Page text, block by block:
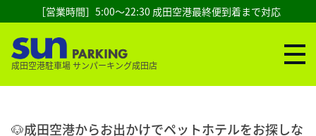
成田空港駐車場 サンパーキング成田店
［営業時間］5:00～22:30 成田空港最終便到着まで対応
🐶成田空港からお出かけでペットホテルをお探しな